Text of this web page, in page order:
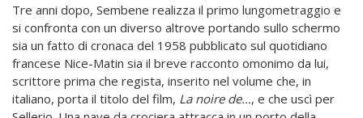
Tre anni dopo, Sembene realizza il primo lungometraggio e
si confronta con un diverso altrove portando sullo schermo
sia un fatto di cronaca del 1958 pubblicato sul quotidiano
francese Nice-Matin sia il breve racconto omonimo da lui,
scrittore prima che regista, inserito nel volume che, in
italiano, porta il titolo del film, La noire de…, e che uscì per